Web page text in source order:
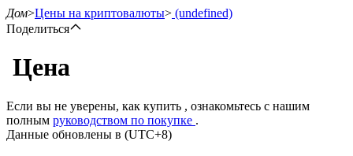
Дом>Цены на криптовалюты> (undefined)
Поделиться
Цена
Если вы не уверены, как купить , ознакомьтесь с нашим
полным руководством по покупке .
Данные обновлены в (UTC+8)